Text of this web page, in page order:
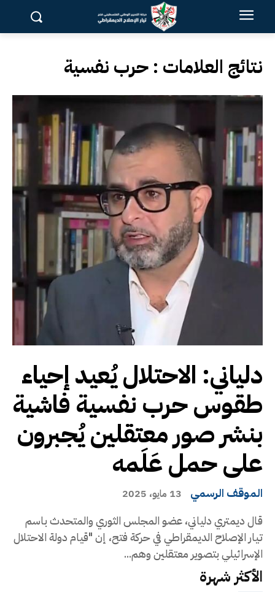
نتائج العلامات : حرب نفسية
دلياني: الاحتلال يُعيد إحياء
طقوس حرب نفسية فاشية
بنشر صور معتقلين يُجبرون
على حمل عَلَمه
الموقف الرسمي 13 مايو، 2025
قال ديمتري دلياني، عضو المجلس الثوري والمتحدث باسم
تيار الإصلاح الديمقراطي في حركة فتح، إن "قيام دولة الاحتلال
الإسرائيلي بتصوير معتقلين وهم...
الأكثر شهرة